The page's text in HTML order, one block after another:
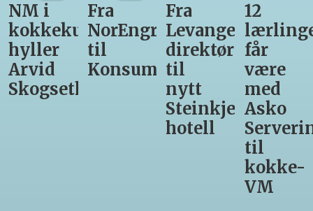
Fra
NorEngros
til
Konsumgruppen
Fra
Levanger-
direktør
til
Steinkjer-
12
lærlinger
får
med
Asko
Servering
kokke-
til